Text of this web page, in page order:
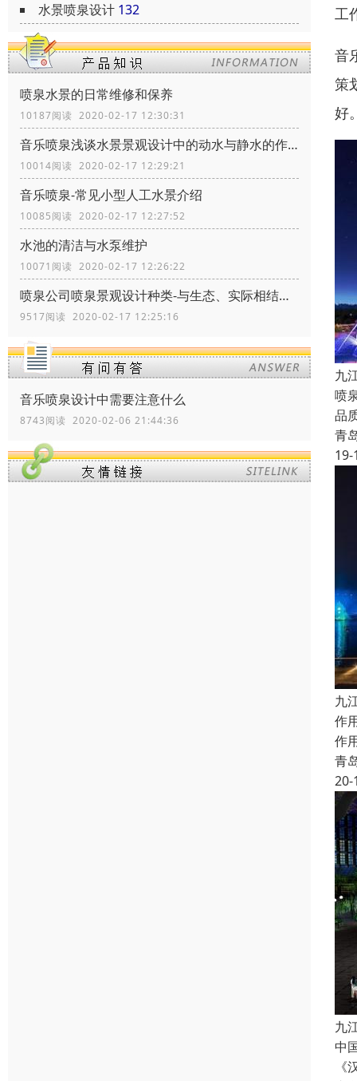
水景喷泉设计 132
喷泉水景的日常维修和保养
10187阅读 2020-02-17 12:30:31
音乐喷泉浅谈水景景观设计中的动水与静水的作用
10014阅读 2020-02-17 12:29:21
音乐喷泉-常见小型人工水景介绍
10085阅读 2020-02-17 12:27:52
水池的清洁与水泵维护
10071阅读 2020-02-17 12:26:22
喷泉公司喷泉景观设计种类-与生态、实际相结合
9517阅读 2020-02-17 12:25:16
音乐喷泉设计中需要注意什么
8743阅读 2020-02-06 21:44:36
工
音
策
好
九
喷
品
青
19-
九
作
作
青
20-
九
中